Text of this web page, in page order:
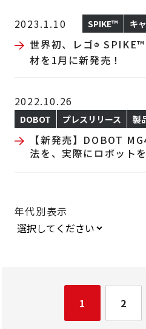
2023.1.10 SPIKE™ キ
世界初、レゴ® SPIKE™
材を1月に新発売！
2022.10.26
DOBOT プレスリリース 製
【新発売】DOBOT
法を、実際にロボット
年代別表示
1 2